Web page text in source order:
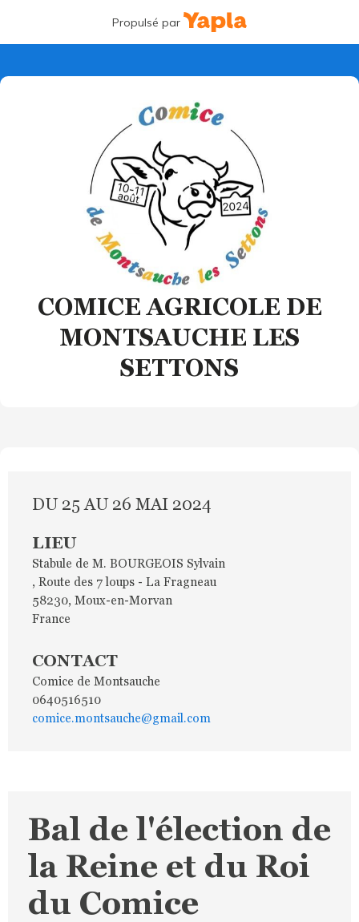
Propulsé par
COMICE AGRICOLE DE
MONTSAUCHE LES
SETTONS
DU 25 AU 26 MAI 2024
LIEU
Stabule de M. BOURGEOIS Sylvain
, Route des 7 loups - La Fragneau
58230, Moux-en-Morvan
France
CONTACT
Comice de Montsauche
0640516510
comice.montsauche@gmail.com
Bal de l'élection de
la Reine et du Roi
du Comice